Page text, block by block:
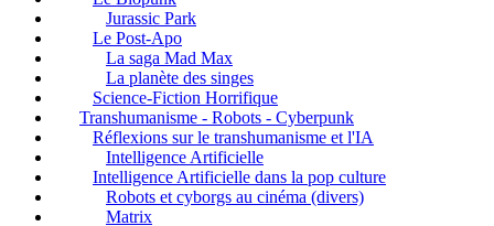
Jurassic Park
Le Post-Apo
La saga Mad Max
La planète des singes
Science-Fiction Horrifique
Transhumanisme - Robots - Cyberpunk
Réflexions sur le transhumanisme et l'IA
Intelligence Artificielle
Intelligence Artificielle dans la pop culture
Robots et cyborgs au cinéma (divers)
Matrix